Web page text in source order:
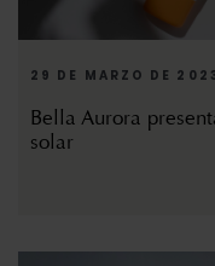
29 DE MARZO DE
Bella Aurora
solar